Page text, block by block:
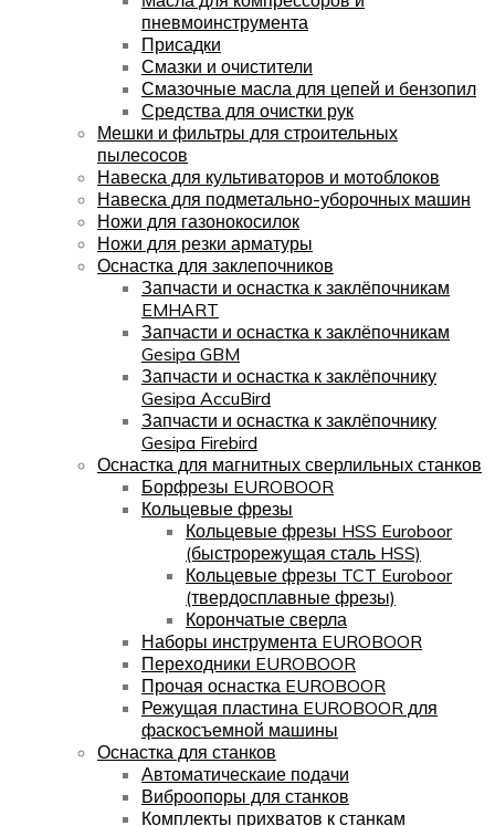
пневмоинструмента
Присадки
Смазки и очистители
Смазочные масла для цепей и бензопил
Средства для очистки рук
Мешки и фильтры для строительных
пылесосов
Навеска для культиваторов и мотоблоков
Навеска для подметально-уборочных машин
Ножи для газонокосилок
Ножи для резки арматуры
Оснастка для заклепочников
Запчасти и оснастка к заклёпочникам
EMHART
Запчасти и оснастка к заклёпочникам
Gesipa GBM
Запчасти и оснастка к заклёпочнику
Gesipa AccuBird
Запчасти и оснастка к заклёпочнику
Gesipa Firebird
Оснастка для магнитных сверлильных станков
Борфрезы EUROBOOR
Кольцевые фрезы
Кольцевые фрезы HSS Euroboor
(быстрорежущая сталь HSS)
Кольцевые фрезы TCT Euroboor
(твердосплавные фрезы)
Корончатые сверла
Наборы инструмента EUROBOOR
Переходники EUROBOOR
Прочая оснастка EUROBOOR
Режущая пластина EUROBOOR для
фаскосъемной машины
Оснастка для станков
Автоматическаие подачи
Виброопоры для станков
Комплекты прихватов к станкам